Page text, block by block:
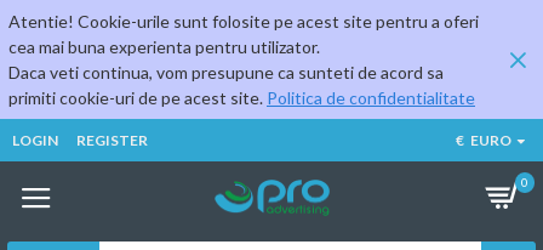
Atentie! Cookie-urile sunt folosite pe acest site pentru a oferi
cea mai buna experienta pentru utilizator.
Daca veti continua, vom presupune ca sunteti de acord sa
primiti cookie-uri de pe acest site. Politica de confidentialitate
LOGIN REGISTER € EURO
0